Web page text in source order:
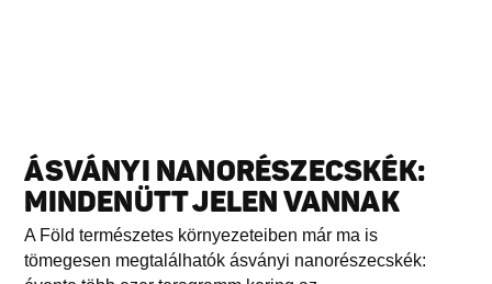
ÁSVÁNYI NANORÉSZECSKÉK:
MINDENÜTT JELEN VANNAK
A Föld természetes környezeteiben már ma is
tömegesen megtalálhatók ásványi nanorészecskék: